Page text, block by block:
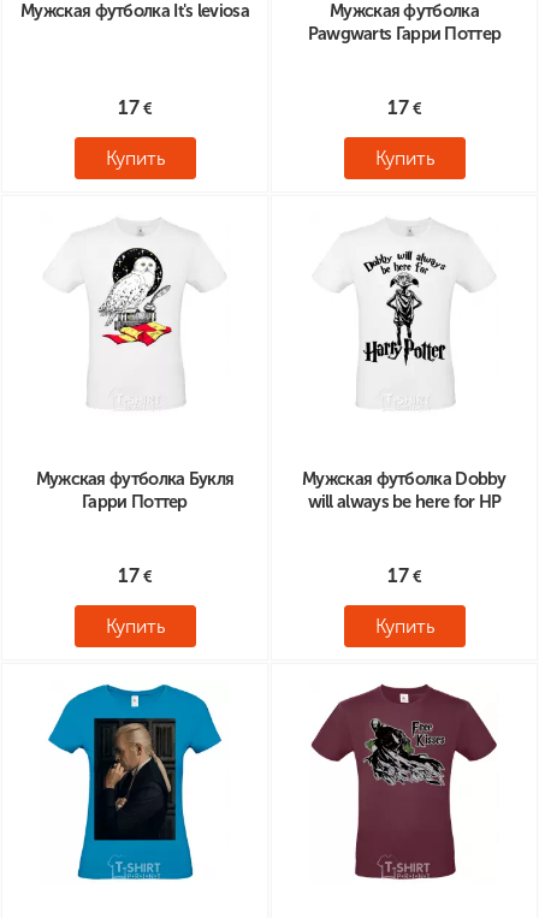
Мужская футболка It's leviosa
17
Купить
Мужская футболка
Pawgwarts Гарри Поттер
17
Купить
Мужская футболка Букля
Гарри Поттер
17
Купить
Мужская футболка Dobby
will always be here for HP
17
Купить